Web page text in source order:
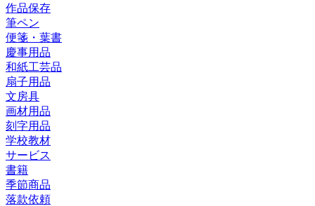
作品保存
筆ペン
便箋・葉書
慶事用品
和紙工芸品
扇子用品
文房具
画材用品
刻字用品
学校教材
サービス
書籍
季節商品
落款依頼